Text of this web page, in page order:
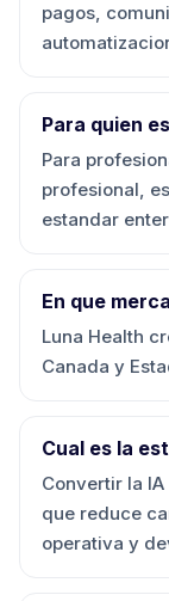
pagos,
Para quien
Para
profesional,
estandar
En que
Luna Health
Canada y
Cual es la
Convertir la
que reduce
operativa y